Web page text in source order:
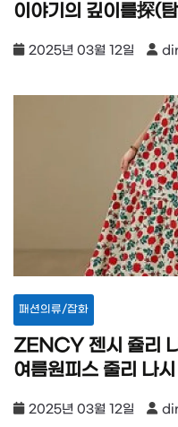
이야기의 깊이를探(
2025년 03월 12일
패션의류/잡화
ZENCY 젠시 쥴리
여름원피스 줄리 나
2025년 03월 12일